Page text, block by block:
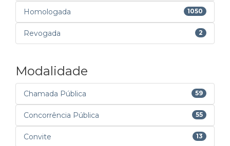
Homologada 1050
Revogada 2
Modalidade
Chamada Pública 59
Concorrência Pública 55
Convite 13